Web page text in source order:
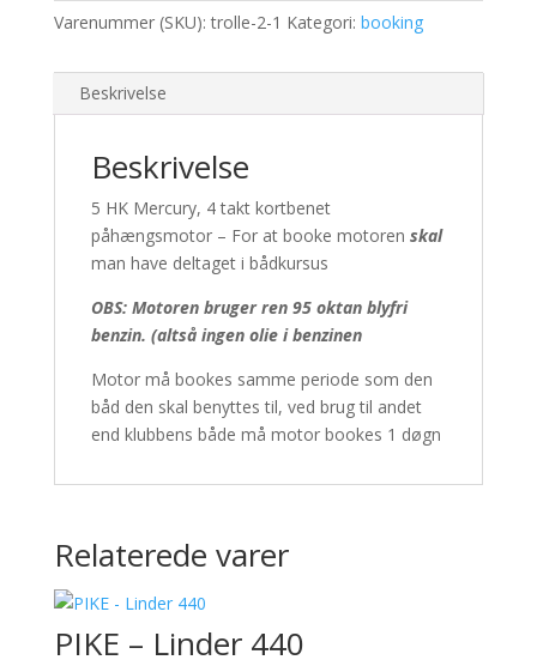
Varenummer (SKU):trolle-2-1 Kategori: booking
Beskrivelse
Beskrivelse
5 HK Mercury, 4 takt kortbenet
påhængsmotor – For at booke motoren skal
man have deltaget i bådkursus
OBS: Motoren bruger ren 95 oktan blyfri
benzin. (altså ingen olie i benzinen
Motor må bookes samme periode som den
båd den skal benyttes til, ved brug til andet
end klubbens både må motor bookes 1 døgn
Relaterede varer
PIKE – Linder 440